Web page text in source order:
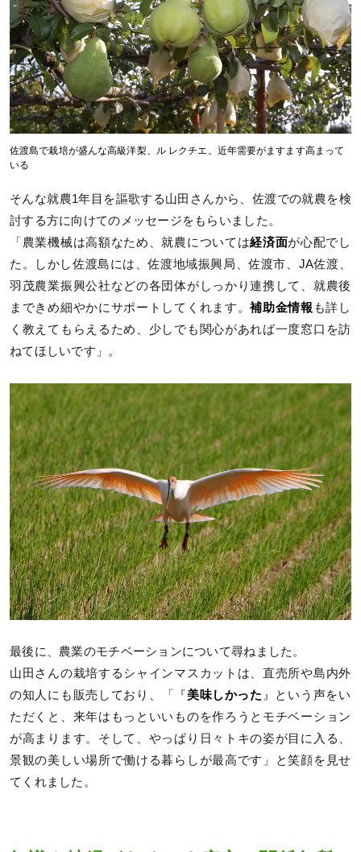
佐渡島で栽培が盛んな高級洋梨、ル レクチエ。近年需要がますます高まって
いる
そんな就農1年目を謳歌する山田さんから、佐渡での就農を検
討する方に向けてのメッセージをもらいました。
「農業機械は高額なため、就農については経済面が心配でし
た。しかし佐渡島には、佐渡地域振興局、佐渡市、JA佐渡、
羽茂農業振興公社などの各団体がしっかり連携して、就農後
まできめ細やかにサポートしてくれます。補助金情報 も詳し
く教えてもらえるため、少しでも関心があれば一度窓口を訪
ねてほしいです」。
最後に、農業のモチベーションについて尋ねました。
山田さんの栽培するシャインマスカットは、直売所や島内外
の知人にも販売しており、「『美味しかった 』という声をい
ただくと、来年はもっといいものを作ろうとモチベーション
が高まります。そして、やっぱり日々トキの姿が目に入る、
景観の美しい場所で働ける暮らしが最高です」と笑顔を見せ
てくれました。